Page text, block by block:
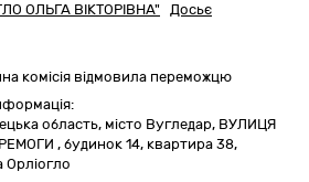
ОЛЬГА ВІКТОРІВНА"
Досьє
комісія відмовила переможцю
область, місто Вугледар, ВУЛИЦЯ
, будинок 14, квартира 38,
Орліогло